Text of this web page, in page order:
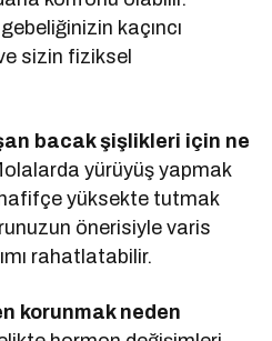
kaçıncı
sizin fiziksel
bacak şişlikleri için ne
yürüyüş yapmak
yüksekte tutmak
önerisiyle varis
rahatlatabilir.
korunmak neden